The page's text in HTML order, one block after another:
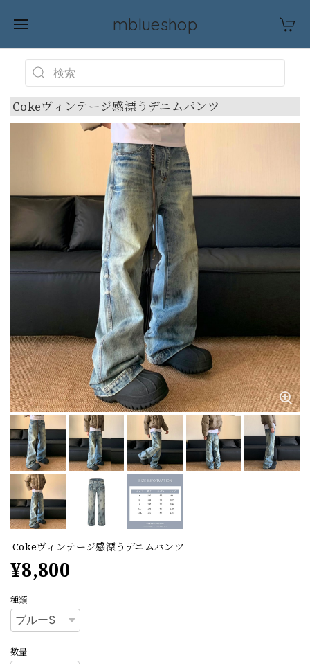
mblueshop
Cokeヴィンテージ感漂うデニムパンツ
Cokeヴィンテージ感漂うデニムパンツ
¥8,800
種類
数量